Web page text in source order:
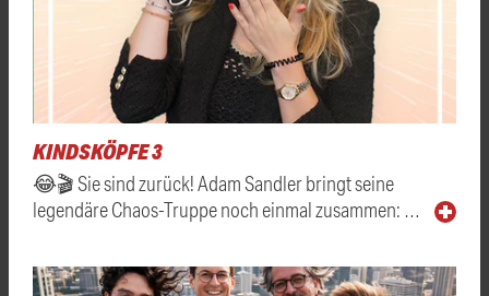
KINDSKÖPFE 3
😂🎬 Sie sind zurück! Adam Sandler bringt seine
legendäre Chaos-Truppe noch einmal zusammen: …